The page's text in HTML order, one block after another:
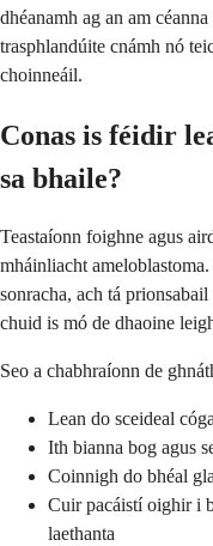
dhéanamh ag an am
trasphlandúite cnámh nó
choinneáil.
Conas is féidir
sa bhaile?
Teastaíonn foighne agus
mháinliacht
sonracha, ach tá
chuid is mó de dhaoine
Seo a chabhraíonn de
Lean do sceideal
Ith bianna bog agus
Coinnigh do bhéal
Cuir pacáistí oighir i
laethanta